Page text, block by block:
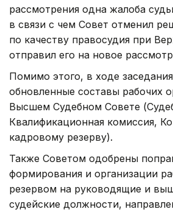
рассмотрения одна жалоба
в связи с чем Совет отменил
по качеству правосудия при
отправил его на новое
Помимо этого, в ходе
обновленные составы рабочих
Высшем Судебном Совете
Квалификационная комиссия,
кадровому резерву).
Также Советом одобрены
формирования и организации
резервом на руководящие и
судейские должности,